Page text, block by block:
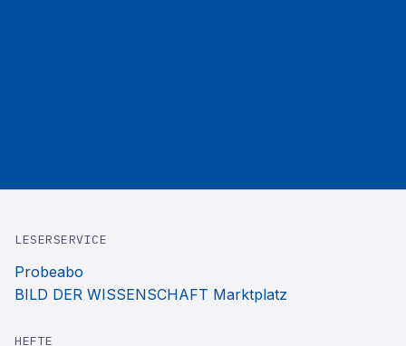
LESERSERVICE
Probeabo
BILD DER WISSENSCHAFT Marktplatz
HEFTE